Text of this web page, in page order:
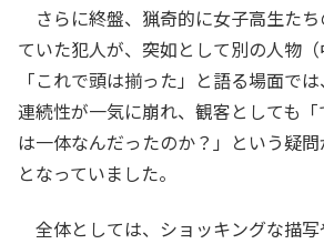
さらに終盤、猟奇的に女子高生た
ていた犯人が、突如として別の人物
「これで頭は揃った」と語る場面で
連続性が一気に崩れ、観客としても
は一体なんだったのか？」という疑
となっていました。
全体としては、ショッキングな描